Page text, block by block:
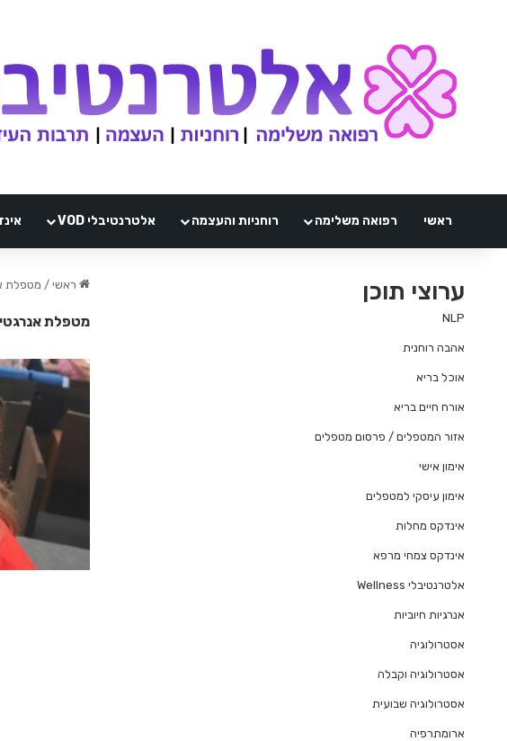
ראשי רפואה משלימה רוחניות והעצמה אלטרנטיבלי VOD
ראשי / מטפלת
מטפלת
ערוצי תוכן
NLP
אהבה רוחנית
אוכל בריא
אורח חיים בריא
אזור המטפלים / פרסום מטפלים
אימון אישי
אימון עיסקי למטפלים
אינדקס מחלות
אינדקס צמחי מרפא
אלטרנטיבלי Wellness
אנרגיות חיוביות
אסטרולוגיה
אסטרולוגיה וקבלה
אסטרולוגיה שבועית
ארומתרפיה